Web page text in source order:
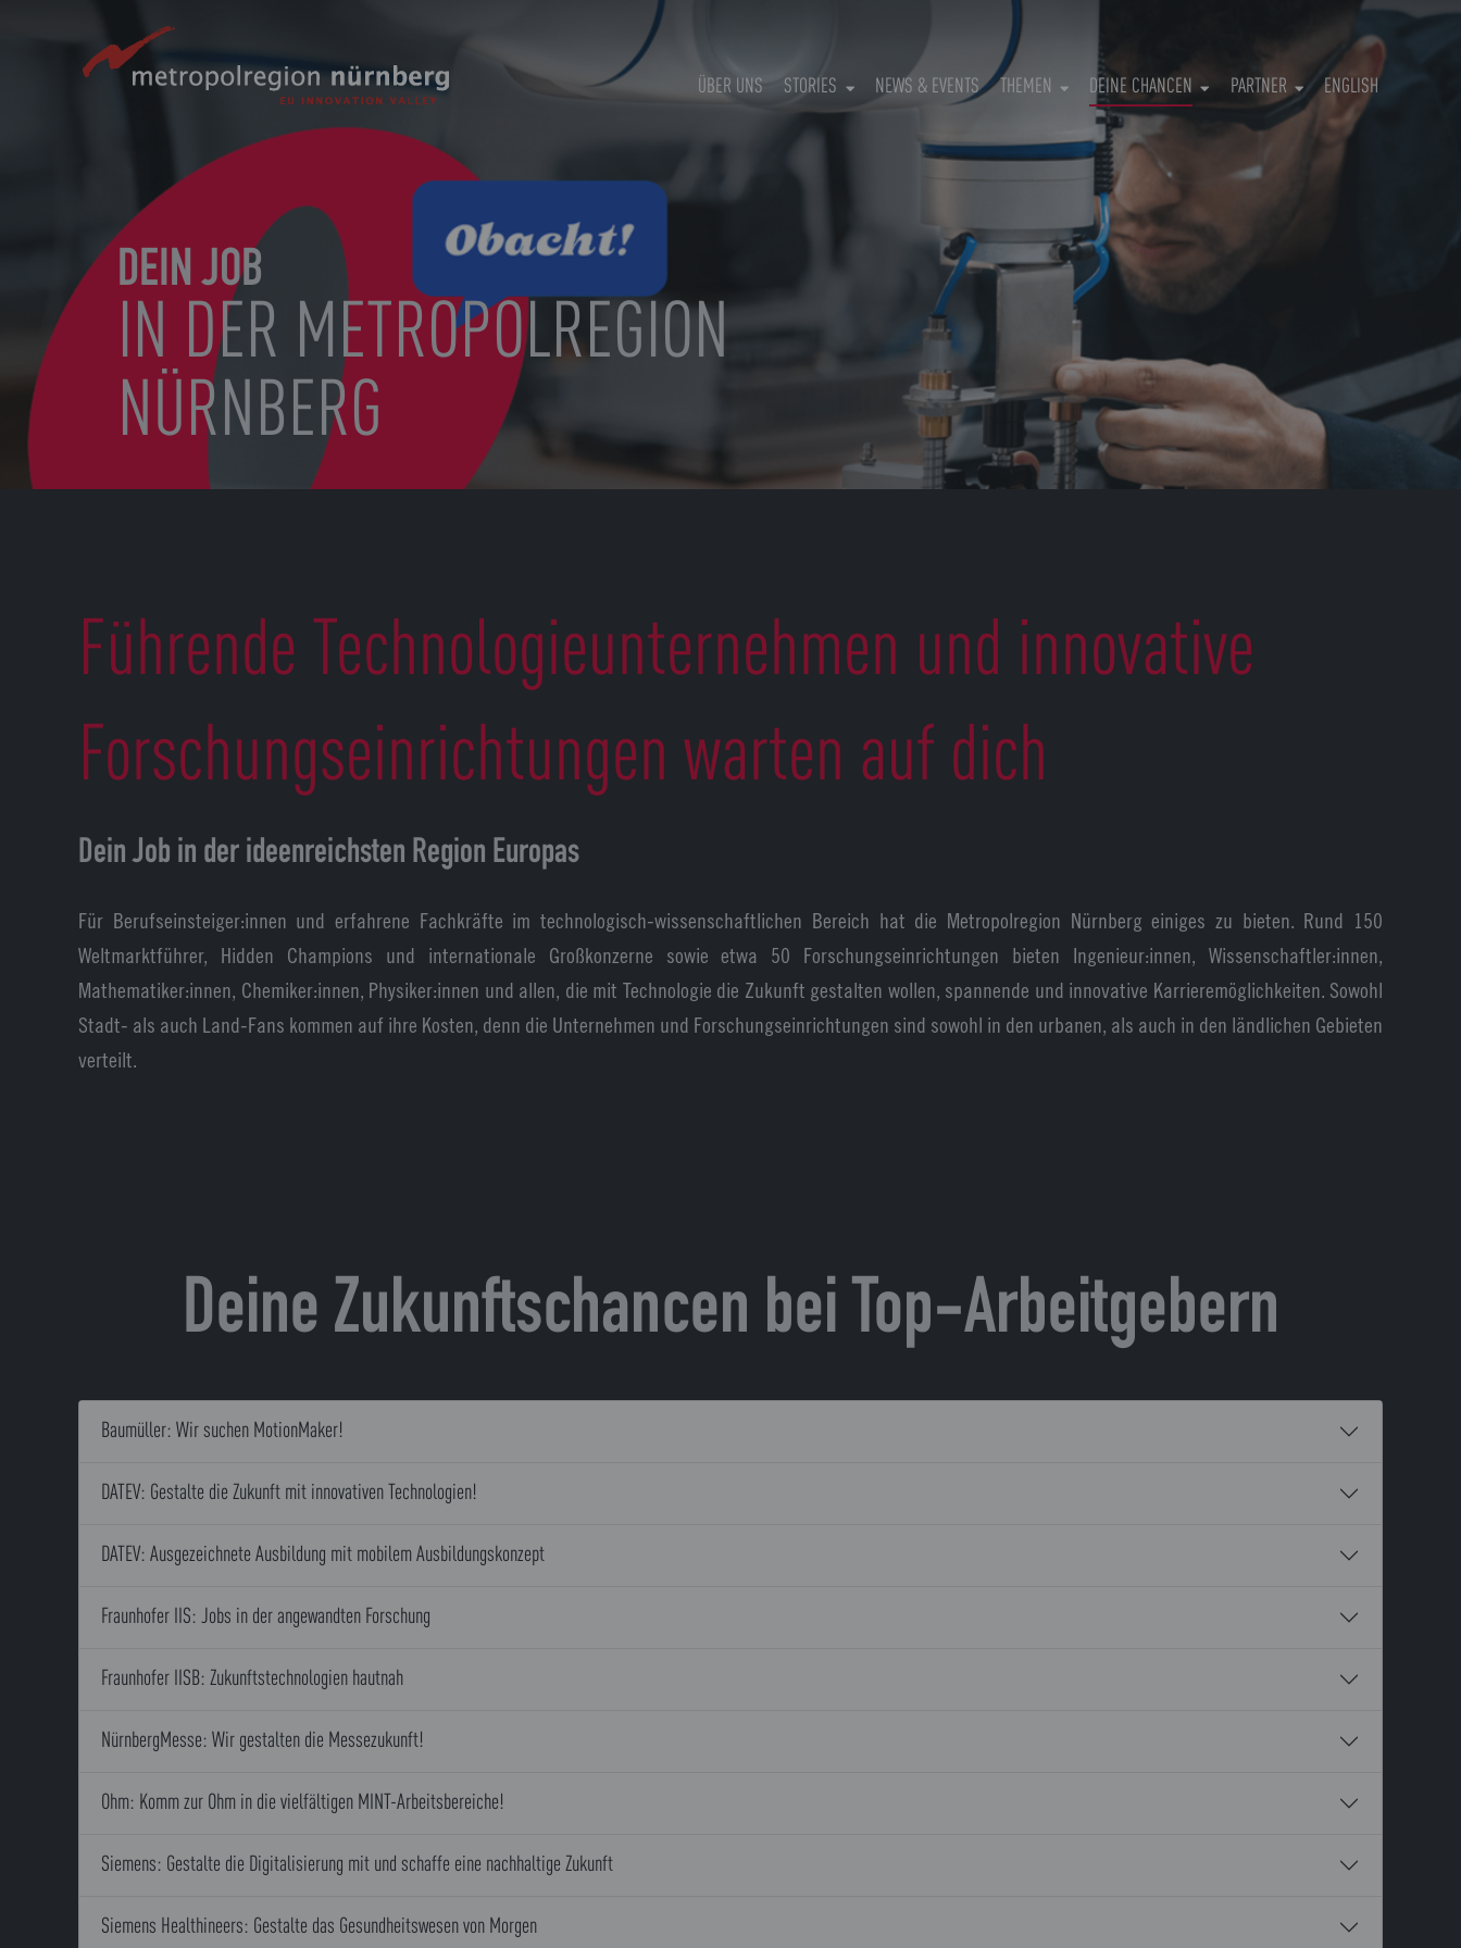
ÜBER UNS STORIES NEWS & EVENTS THEMEN DEINE CHANCEN PARTNER ENGLISH
DEIN JOB
IN DER METROPOLREGION
NÜRNBERG
Dein Job in der ideenreichsten Region Europas
Führende Technologieunternehmen und innovative
Forschungseinrichtungen warten auf dich
Für Berufseinsteiger:innen und erfahrene Fachkräfte im technologisch-wissenschaftlichen Bereich hat die Metropolregion Nürnberg einiges zu bieten. Rund 150
Weltmarktführer, Hidden Champions und internationale Großkonzerne sowie etwa 50 Forschungseinrichtungen bieten Ingenieur:innen, Wissenschaftler:innen,
Mathematiker:innen, Chemiker:innen, Physiker:innen und allen, die mit Technologie die Zukunft gestalten wollen, spannende und innovative Karrieremöglichkeiten. Sowohl
Stadt- als auch Land-Fans kommen auf ihre Kosten, denn die Unternehmen und Forschungseinrichtungen sind sowohl in den urbanen, als auch in den ländlichen Gebieten
verteilt.
Deine Zukunftschancen bei Top-Arbeitgebern
Baumüller: Wir suchen MotionMaker!
DATEV: Gestalte die Zukunft mit innovativen Technologien!
DATEV: Ausgezeichnete Ausbildung mit mobilem Ausbildungskonzept
Fraunhofer IIS: Jobs in der angewandten Forschung
Fraunhofer IISB: Zukunftstechnologien hautnah
NürnbergMesse: Wir gestalten die Messezukunft!
Ohm: Komm zur Ohm in die vielfältigen MINT-Arbeitsbereiche!
Siemens: Gestalte die Digitalisierung mit und schaffe eine nachhaltige Zukunft
Siemens Healthineers: Gestalte das Gesundheitswesen von Morgen